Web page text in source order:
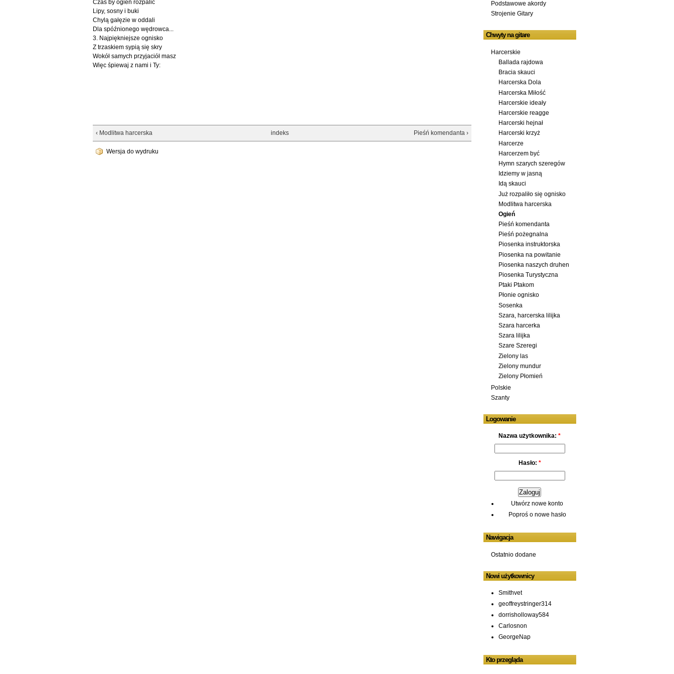
Czas by ogień rozpalić
Lipy, sosny i buki
Chylą gałęzie w oddali
Dla spóźnionego wędrowca...
3. Najpiękniejsze ognisko
Z trzaskiem sypią się skry
Wokół samych przyjaciół masz
Więc śpiewaj z nami i Ty:
‹ Modlitwa harcerska indeks Pieśń komendanta ›
Wersja do wydruku
Podstawowe akordy
Strojenie Gitary
Chwyty na gitare
Harcerskie
Ballada rajdowa
Bracia skauci
Harcerska Dola
Harcerska Miłość
Harcerskie ideały
Harcerskie reagge
Harcerski hejnał
Harcerski krzyż
Harcerze
Harcerzem być
Hymn szarych szeregów
Idziemy w jasną
Idą skauci
Już rozpaliło się ognisko
Modlitwa harcerska
Ogień
Pieśń komendanta
Pieśń pożegnalna
Piosenka instruktorska
Piosenka na powitanie
Piosenka naszych druhen
Piosenka Turystyczna
Ptaki Ptakom
Płonie ognisko
Sosenka
Szara, harcerska lilijka
Szara harcerka
Szara lilijka
Szare Szeregi
Zielony las
Zielony mundur
Zielony Płomień
Polskie
Szanty
Logowanie
Nazwa użytkownika: *
Hasło: *
Utwórz nowe konto
Poproś o nowe hasło
Nawigacja
Ostatnio dodane
Nowi użytkownicy
Smithvet
geoffreystringer314
dorrisholloway584
Carlosnon
GeorgeNap
Kto przegląda